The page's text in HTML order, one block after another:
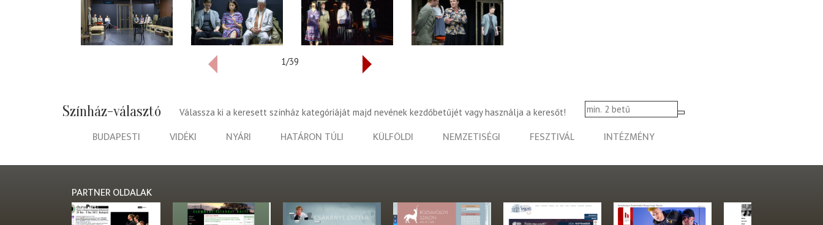
1/39
Színház-választó Válassza ki a keresett színház kategóriáját majd nevének kezdőbetűjét vagy használja a keresőt!
BUDAPESTI VIDÉKI NYÁRI HATÁRON TÚLI KÜLFÖLDI NEMZETISÉGI FESZTIVÁL INTÉZMÉNY
PARTNER OLDALAK